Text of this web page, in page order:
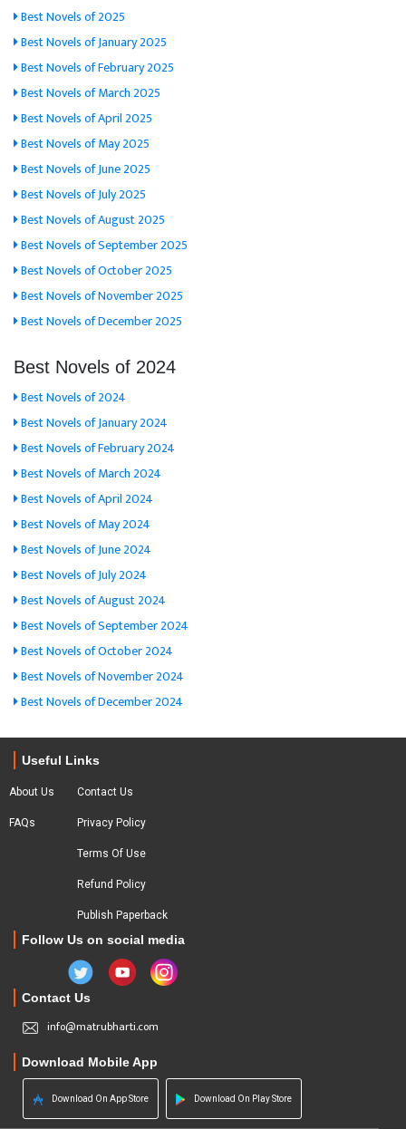
Best Novels of 2025
Best Novels of January 2025
Best Novels of February 2025
Best Novels of March 2025
Best Novels of April 2025
Best Novels of May 2025
Best Novels of June 2025
Best Novels of July 2025
Best Novels of August 2025
Best Novels of September 2025
Best Novels of October 2025
Best Novels of November 2025
Best Novels of December 2025
Best Novels of 2024
Best Novels of 2024
Best Novels of January 2024
Best Novels of February 2024
Best Novels of March 2024
Best Novels of April 2024
Best Novels of May 2024
Best Novels of June 2024
Best Novels of July 2024
Best Novels of August 2024
Best Novels of September 2024
Best Novels of October 2024
Best Novels of November 2024
Best Novels of December 2024
Useful Links
About Us
FAQs
Contact Us
Privacy Policy
Terms Of Use
Refund Policy
Publish Paperback
Follow Us on social media
Contact Us
info@matrubharti.com
Download Mobile App
Download On App Store Download On Play Store